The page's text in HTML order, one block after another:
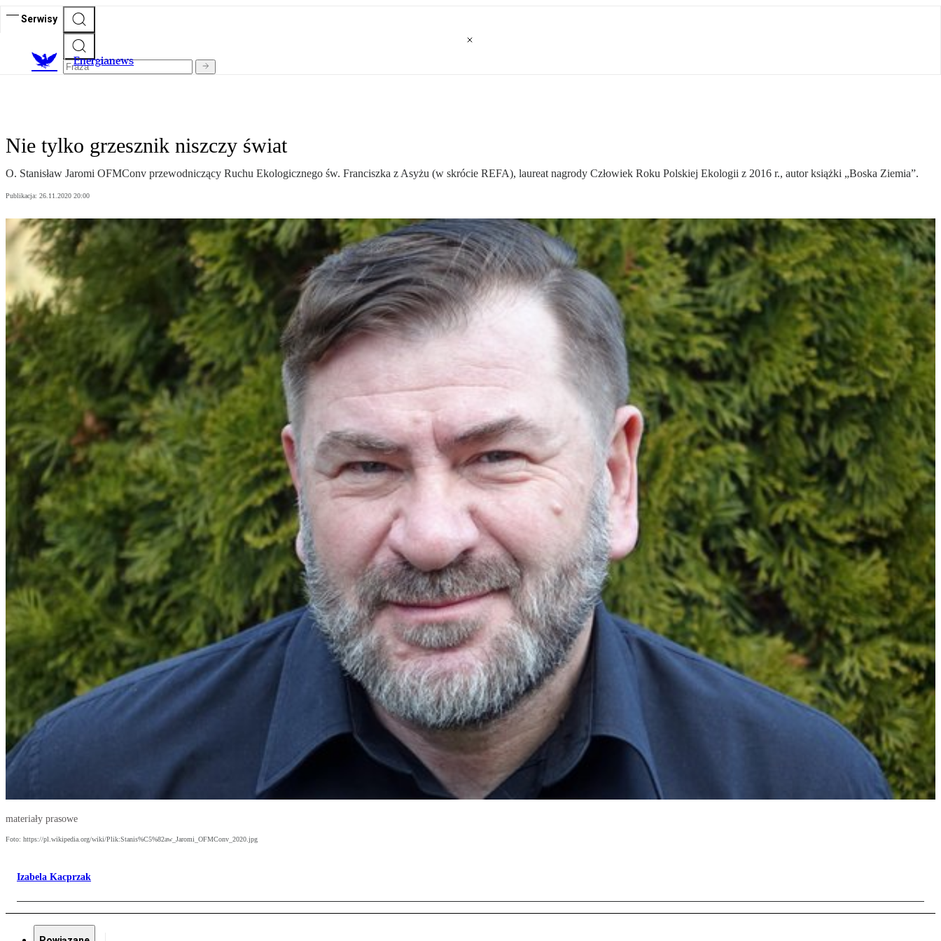
Serwisy
Energianews
Nie tylko grzesznik niszczy świat
O. Stanisław Jaromi OFMConv przewodniczący Ruchu Ekologicznego św. Franciszka z Asyżu (w skrócie REFA), laureat nagrody Człowiek Roku Polskiej Ekologii z 2016 r., autor książki „Boska Ziemia”.
Publikacja: 26.11.2020 20:00
materiały prasowe
Foto: https://pl.wikipedia.org/wiki/Plik:Stanis%C5%82aw_Jaromi_OFMConv_2020.jpg
Izabela Kacprzak